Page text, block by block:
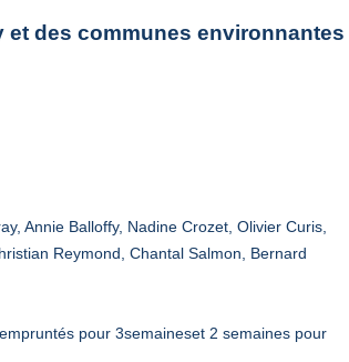
des communes environnantes
Annie Balloffy, Nadine Crozet, Olivier Curis,
Reymond, Chantal Salmon, Bernard
pour 3semaineset 2 semaines pour